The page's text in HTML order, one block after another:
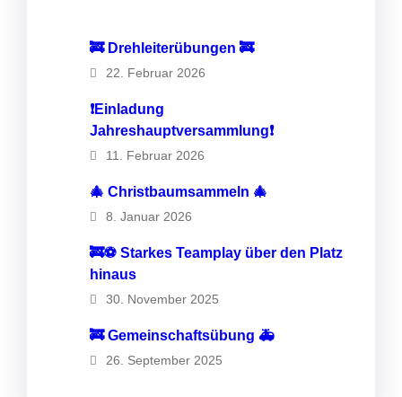
🚒 Drehleiterübungen 🚒
22. Februar 2026
❗️Einladung
Jahreshauptversammlung❗️
11. Februar 2026
🎄 Christbaumsammeln 🎄
8. Januar 2026
🚒⚽️ Starkes Teamplay über den Platz
hinaus
30. November 2025
🚒 Gemeinschaftsübung 🚑
26. September 2025